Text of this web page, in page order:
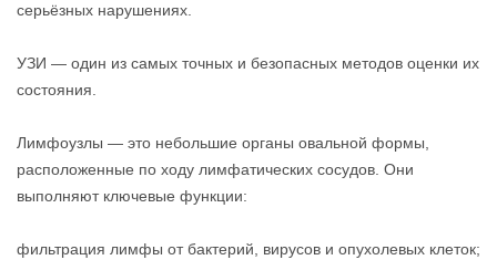
серьёзных нарушениях.
УЗИ — один из самых точных и безопасных методов оценки их
состояния.
Лимфоузлы — это небольшие органы овальной формы,
расположенные по ходу лимфатических сосудов. Они
выполняют ключевые функции:
фильтрация лимфы от бактерий, вирусов и опухолевых клеток;